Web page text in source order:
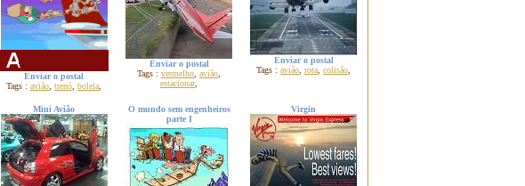
Enviar o postal
Tags : avião trenó boleia
Enviar o postal
Tags : vermelho avião
estacionar,
Enviar o postal
Tags : avião rota colisão
Mini Avião
O mundo sem engenheiros
parte I
Virgin